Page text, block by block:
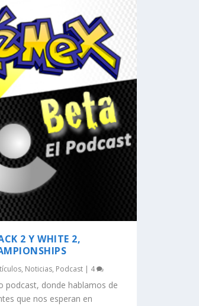
2 Y WHITE 2,
, Noticias, Podcast| 4
podcast, donde hablamos de
que nos esperan en